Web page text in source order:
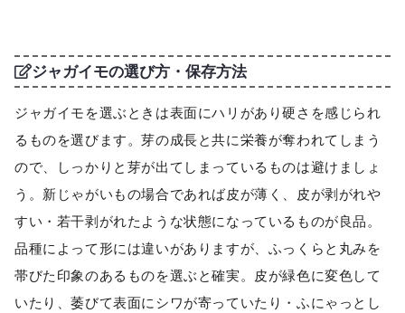
ジャガイモの選び方・保存方法
ジャガイモを選ぶときは表面にハリがあり硬さを感じられ
るものを選びます。芽の成長と共に栄養が奪われてしまう
ので、しっかりと芽が出てしまっているものは避けましょ
う。新じゃがいもの場合であれば皮が薄く、皮が剥がれや
すい・若干剥がれたような状態になっているものが良品。
品種によって形には違いがありますが、ふっくらと丸みを
帯びた印象のあるものを選ぶと確実。皮が緑色に変色して
いたり、萎びて表面にシワが寄っていたり・ふにゃっとし